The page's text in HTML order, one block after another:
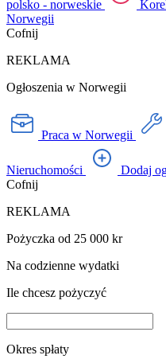
polsko - norweskie
Norwegii
Cofnij
REKLAMA
Ogłoszenia w Norwegii
Praca w Norwegii
Nieruchomości Dodaj
Cofnij
REKLAMA
Pożyczka od 25 000 kr
Na codzienne wydatki
Ile chcesz pożyczyć
Okres spłaty